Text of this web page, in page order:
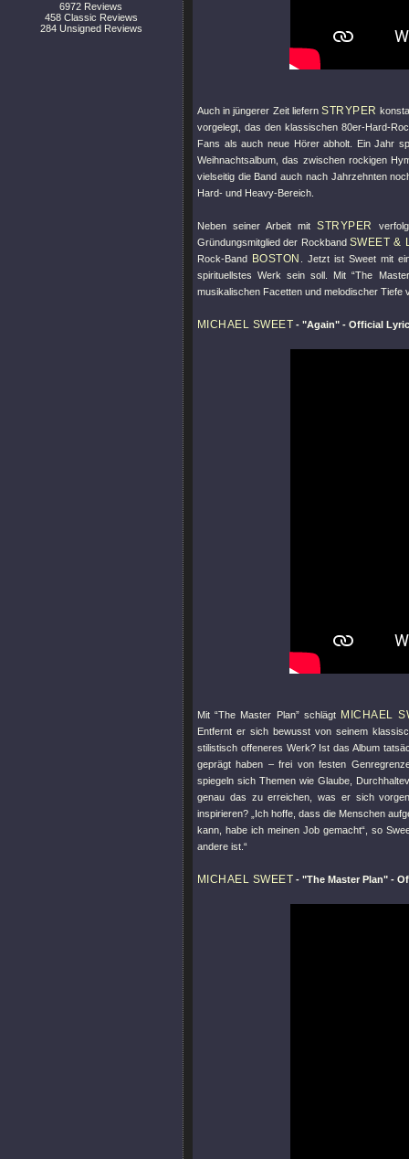
6972 Reviews
458 Classic Reviews
284 Unsigned Reviews
Auch in jüngerer Zeit liefernSTRYPER
vorgelegt, das den klassischen 80er-Hard-
Fans als auch neue Hörer abholt. Ein Jahr
Weihnachtsalbum, das zwischen rockigen
vielseitig die Band auch nach Jahrzehnten
Hard- und Heavy-Bereich.
Neben seiner Arbeit mitSTRYPER
Gründungsmitglied der Rockband SWEET &
Rock-Band BOSTON
. Jetzt ist Sweet mit
spirituellstes Werk sein soll. Mit “The
musikalischen Facetten und melodischer Tiefe
MICHAEL SWEET -"Again" - Official
Mit “The Master Plan” schlägt MICHAEL
Entfernt er sich bewusst von seinem
stilistisch offeneres Werk? Ist das Album
geprägt haben – frei von festen
spiegeln sich Themen wie Glaube,
genau das zu erreichen, was er sich
inspirieren? „Ich hoffe, dass die Menschen
kann, habe ich meinen Job gemacht“, so
andere ist.“
MICHAEL SWEET -"The Master Plan" -